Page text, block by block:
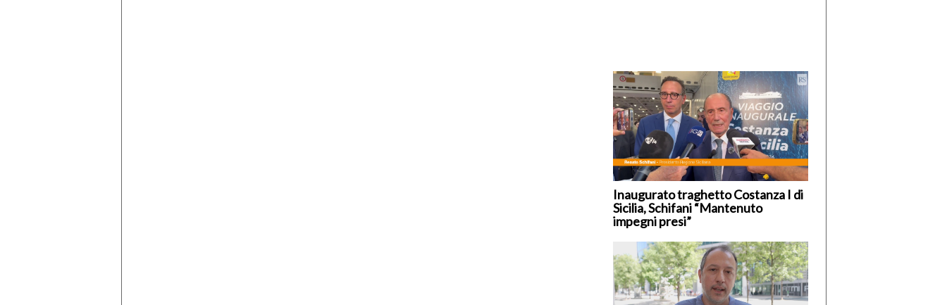
Inaugurato traghetto Costanza I di
Sicilia, Schifani “Mantenuto
impegni presi”